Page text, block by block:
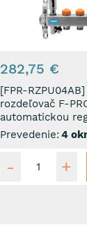
282,75 €
[FPR-RZPU04AB] Nerezový
rozdeľovač F-
automatickou
prietoku 4
Prevedenie: 4